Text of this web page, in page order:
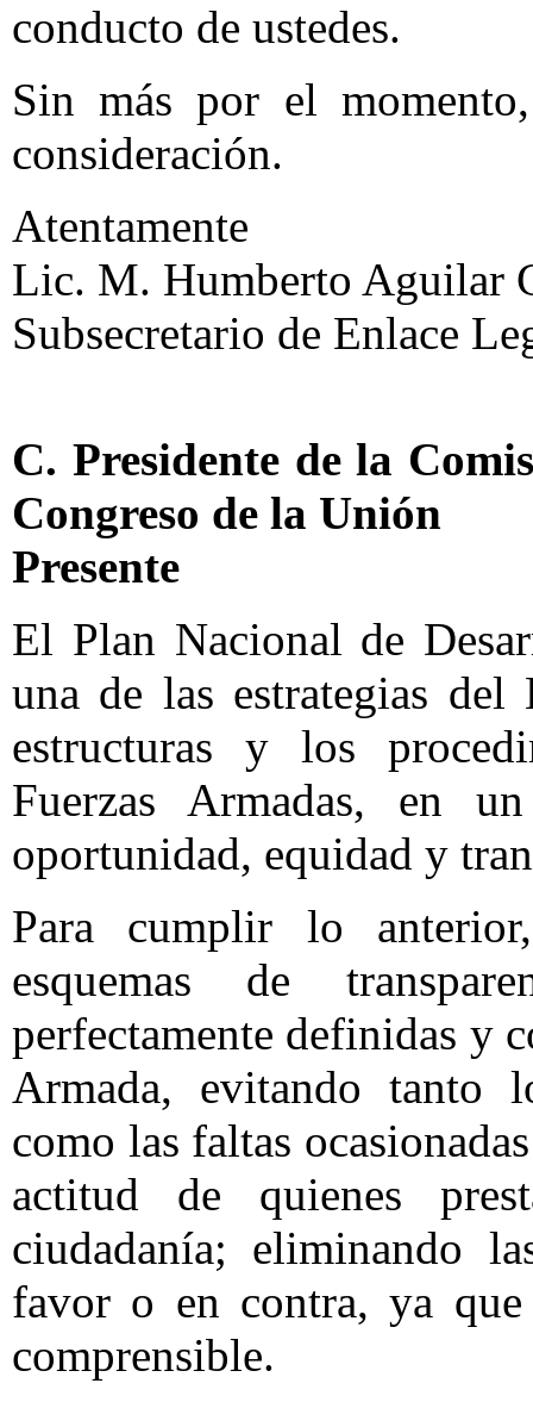
conducto de ustedes.
Sin más por el
consideración.
Atentamente
Lic. M. Humberto Aguilar
Subsecretario de Enlace
C. Presidente de la
Congreso de la Unión
Presente
El Plan Nacional de
una de las estrategias
estructuras y los
Fuerzas Armadas, en
oportunidad, equidad y
Para cumplir lo
esquemas de
perfectamente definidas y
Armada, evitando tanto
como las faltas
actitud de quienes
ciudadanía; eliminando
favor o en contra, ya
comprensible.